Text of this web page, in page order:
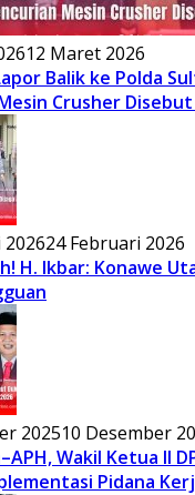
12 Maret 2026
Balik ke Polda
Crusher
24 Februari 2026
H. Ikbar: Konawe
202510 Desember
Wakil Ketua II
Pidana